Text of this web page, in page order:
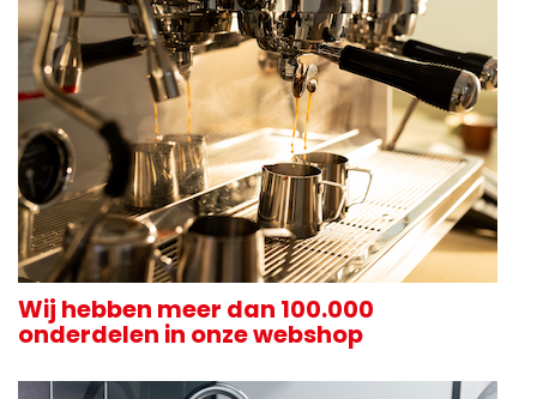
Wij hebben meer dan 100.000
onderdelen in onze webshop